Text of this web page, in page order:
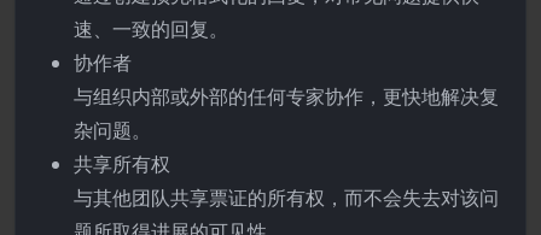
速、一致的回复。
协作者
与组织内部或外部的任何专家协作，更快地解决复
杂问题。
共享所有权
与其他团队共享票证的所有权，而不会失去对该问